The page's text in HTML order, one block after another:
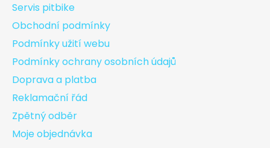
Servis pitbike
Obchodní podmínky
Podmínky užití webu
Podmínky ochrany osobních údajů
Doprava a platba
Reklamační řád
Zpětný odběr
Moje objednávka